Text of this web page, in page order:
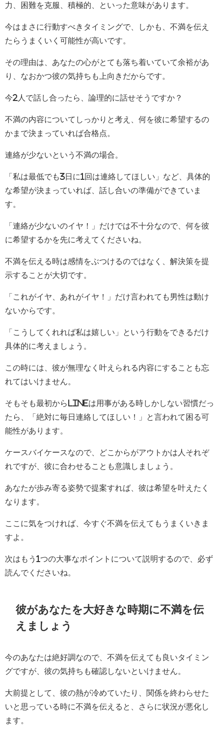
力、困難を克服、積極的、といった意味があります。
今はまさに行動すべきタイミングで、しかも、不満を伝え
たらうまくいく可能性が高いです。
その理由は、あなたの心がとても落ち着いていて余裕があ
り、なおかつ彼の気持ちも上向きだからです。
今2人で話し合ったら、論理的に話せそうですか？
不満の内容についてしっかりと考え、何を彼に希望するの
かまで決まっていれば合格点。
連絡が少ないという不満の場合。
「私は最低でも3日に1回は連絡してほしい」など、具体的
な希望が決まっていれば、話し合いの準備ができていま
す。
「連絡が少ないのイヤ！」だけでは不十分なので、何を彼
に希望するかを先に考えてくださいね。
不満を伝える時は感情をぶつけるのではなく、解決策を提
示することが大切です。
「これがイヤ、あれがイヤ！」だけ言われても男性は動け
ないからです。
「こうしてくれれば私は嬉しい」という行動をできるだけ
具体的に考えましょう。
この時には、彼が無理なく叶えられる内容にすることも忘
れてはいけません。
そもそも最初からLINEは用事がある時しかしない習慣だっ
たら、「絶対に毎日連絡してほしい！」と言われて困る可
能性があります。
ケースバイケースなので、どこからがアウトかは人それぞ
れですが、彼に合わせることも意識しましょう。
あなたが歩み寄る姿勢で提案すれば、彼は希望を叶えたく
なります。
ここに気をつければ、今すぐ不満を伝えてもうまくいきま
すよ。
次はもう1つの大事なポイントについて説明するので、必ず
読んでくださいね。
彼があなたを大好きな時期に不満を伝
えましょう
今のあなたは絶好調なので、不満を伝えても良いタイミン
グですが、彼の気持ちも確認しないといけません。
大前提として、彼の熱が冷めていたり、関係を終わらせた
いと思っている時に不満を伝えると、さらに状況が悪化し
ます。